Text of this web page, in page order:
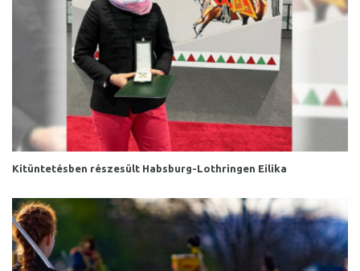
Kitüntetésben részesült Habsburg-Lothringen Eilika